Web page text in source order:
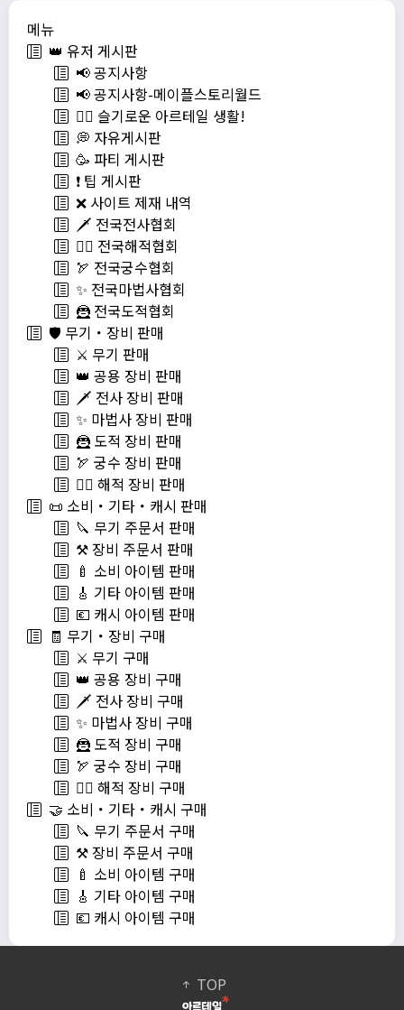
메뉴
👑 유저 게시판
📢 공지사항
📢 공지사항-메이플스토리월드
💁‍♂ 슬기로운 아르테일 생활!
💭 자유게시판
🥳 파티 게시판
❗️ 팁 게시판
❌ 사이트 제재 내역
🗡️ 전국전사협회
🏴‍☠️ 전국해적협회
🏹 전국궁수협회
✨ 전국마법사협회
🦹 전국도적협회
🛡️ 무기・장비 판매
⚔️ 무기 판매
👑 공용 장비 판매
🗡️ 전사 장비 판매
✨ 마법사 장비 판매
🦹 도적 장비 판매
🏹 궁수 장비 판매
🏴‍☠️ 해적 장비 판매
📜 소비・기타・캐시 판매
🔪 무기 주문서 판매
⚒️ 장비 주문서 판매
🍼 소비 아이템 판매
🎸 기타 아이템 판매
💶 캐시 아이템 판매
🧾 무기・장비 구매
⚔️ 무기 구매
👑 공용 장비 구매
🗡️ 전사 장비 구매
✨ 마법사 장비 구매
🦹 도적 장비 구매
🏹 궁수 장비 구매
🏴‍☠️ 해적 장비 구매
🤝 소비・기타・캐시 구매
🔪 무기 주문서 구매
⚒️ 장비 주문서 구매
🍼 소비 아이템 구매
🎸 기타 아이템 구매
💶 캐시 아이템 구매
TOP